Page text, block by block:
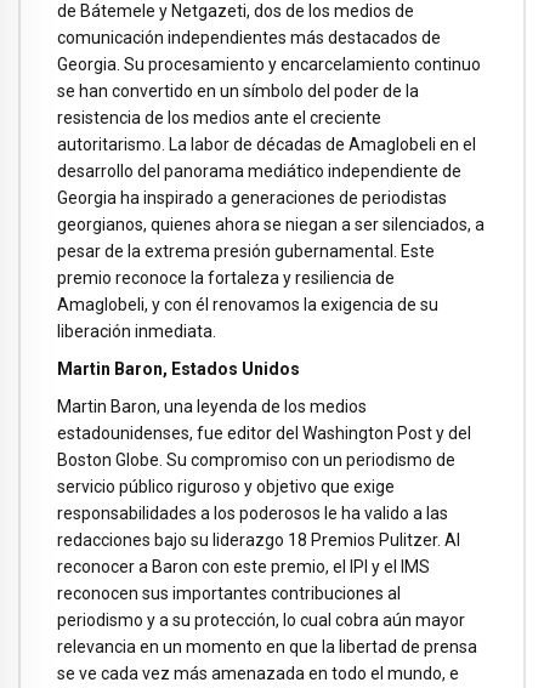
de Bátemele y Netgazeti, dos de los medios de
comunicación independientes más destacados de
Georgia. Su procesamiento y encarcelamiento continuo
se han convertido en un símbolo del poder de la
resistencia de los medios ante el creciente
autoritarismo. La labor de décadas de Amaglobeli en el
desarrollo del panorama mediático independiente de
Georgia ha inspirado a generaciones de periodistas
georgianos, quienes ahora se niegan a ser silenciados, a
pesar de la extrema presión gubernamental. Este
premio reconoce la fortaleza y resiliencia de
Amaglobeli, y con él renovamos la exigencia de su
liberación inmediata.
Martin Baron, Estados Unidos
Martin Baron, una leyenda de los medios
estadounidenses, fue editor del Washington Post y del
Boston Globe. Su compromiso con un periodismo de
servicio público riguroso y objetivo que exige
responsabilidades a los poderosos le ha valido a las
redacciones bajo su liderazgo 18 Premios Pulitzer. Al
reconocer a Baron con este premio, el IPI y el IMS
reconocen sus importantes contribuciones al
periodismo y a su protección, lo cual cobra aún mayor
relevancia en un momento en que la libertad de prensa
se ve cada vez más amenazada en todo el mundo, e